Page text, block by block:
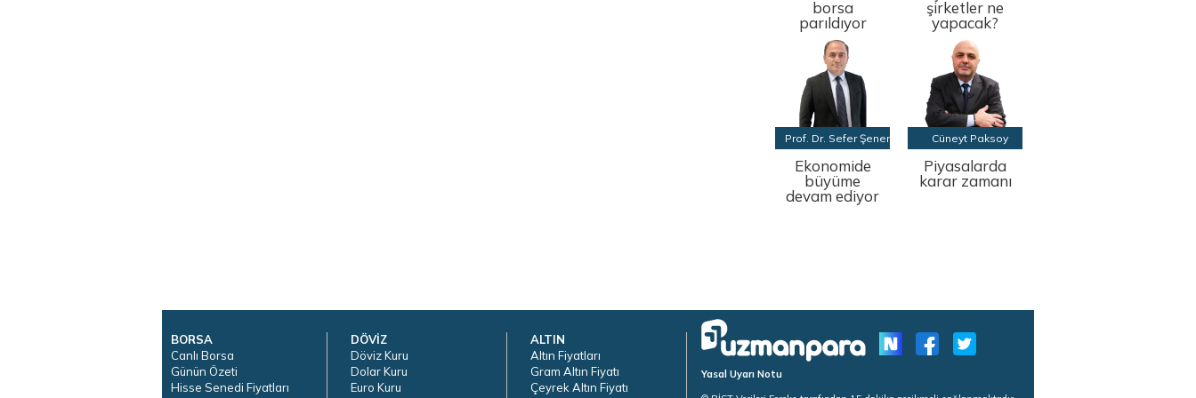
borsa
parıldıyor
şirketler ne
yapacak?
Prof. Dr. Sefer Şener
Ekonomide
büyüme
devam ediyor
Cüneyt Paksoy
Piyasalarda
karar zamanı
BORSA
Canlı Borsa
Günün Özeti
Hisse Senedi Fiyatları
DÖVİZ
Döviz Kuru
Dolar Kuru
Euro Kuru
ALTIN
Altın Fiyatları
Gram Altın Fiyatı
Çeyrek Altın Fiyatı
Yasal Uyarı Notu